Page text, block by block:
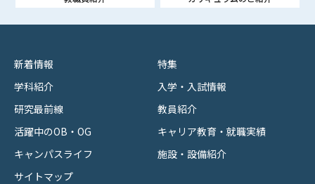
新着情報
特集
学科紹介
入学・入試情報
研究最前線
教員紹介
活躍中のOB・OG
キャリア教育・就職実績
キャンパスライフ
施設・設備紹介
サイトマップ